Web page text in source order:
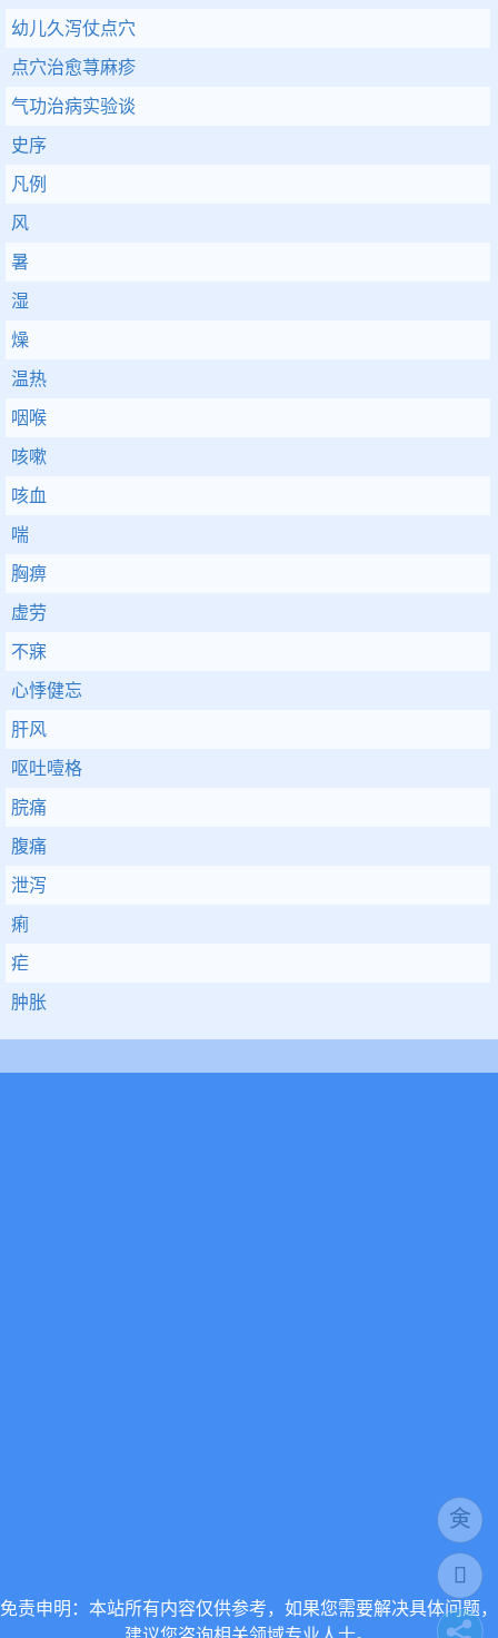
幼儿久泻仗点穴
点穴治愈荨麻疹
气功治病实验谈
史序
凡例
风
暑
湿
燥
温热
咽喉
咳嗽
咳血
喘
胸痹
虚劳
不寐
心悸健忘
肝风
呕吐噎格
脘痛
腹痛
泄泻
痢
疟
肿胀
免责申明：本站所有内容仅供参考，如果您需要解决具体问题，